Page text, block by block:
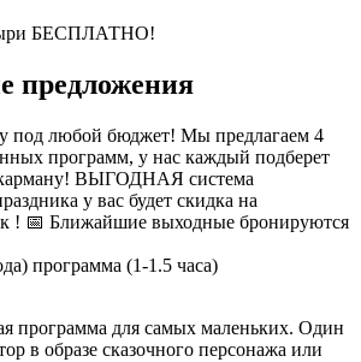
БЕСПЛАТНО!
предложения
под любой бюджет! Мы предлагаем 4
программ, у нас каждый подберет
карману! ВЫГОДНАЯ система
у вас будет скидка на
! 📅 Ближайшие выходные бронируются
программа (1-1.5 часа)
программа для самых маленьких. Один
в образе сказочного персонажа или